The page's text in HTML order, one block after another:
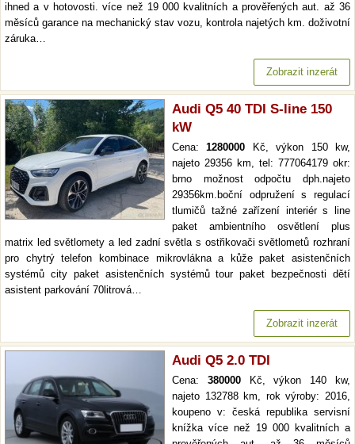
ihned a v hotovosti. více než 19 000 kvalitních a prověřených aut. až 36
měsíců garance na mechanický stav vozu, kontrola najetých km. doživotní
záruka…
Zobrazit inzerát
Audi Q5 40 TDI S-line 150
kW
Cena:1280000 Kč, výkon 150 kw,
najeto 29356 km, tel: 777064179 okr:
brno možnost odpočtu dph.najeto
29356km.boční odpružení s regulací
tlumičů tažné zařízení interiér s line
paket ambientního osvětlení plus
matrix led světlomety a led zadní světla s ostřikovači světlometů rozhraní
pro chytrý telefon kombinace mikrovlákna a kůže paket asistenčních
systémů city paket asistenčních systémů tour paket bezpečnosti dětí
asistent parkování 70litrová…
Zobrazit inzerát
Audi Q5 2.0 TDI
Cena: 380000Kč, výkon 140 kw,
najeto 132788 km, rok výroby: 2016,
koupeno v: česká republika servisní
knížka více než 19 000 kvalitních a